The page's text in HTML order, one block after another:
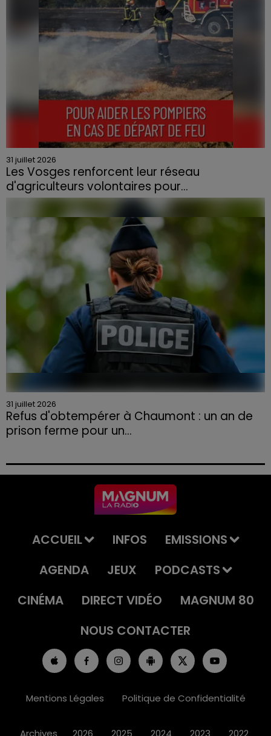
31 juillet 2026
Les Vosges renforcent leur réseau
d'agriculteurs volontaires pour...
Face à la sécheresse et aux risques de départs de feu,
la Chambre d'agriculture des Vosges a lancé un appel
aux agriculteurs volontaires pour venir en aide...
31 juillet 2026
Refus d'obtempérer à Chaumont : un an de
prison ferme pour un...
permis et la confiscation de son véhicule.
ACCUEIL INFOS
EMISSIONS
AGENDA
JEUX
PODCASTS
CINÉMA
DIRECT VIDÉO
MAGNUM 80
NOUS CONTACTER
Mentions Légales Politique de Confidentialité
Archives 2026 2025 2024 2023 2022